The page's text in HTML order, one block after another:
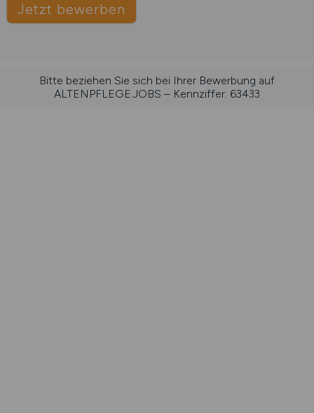
Jetzt bewerben
Bitte beziehen Sie sich bei Ihrer Bewerbung auf
ALTENPFLEGE.JOBS – Kennziffer: 63433